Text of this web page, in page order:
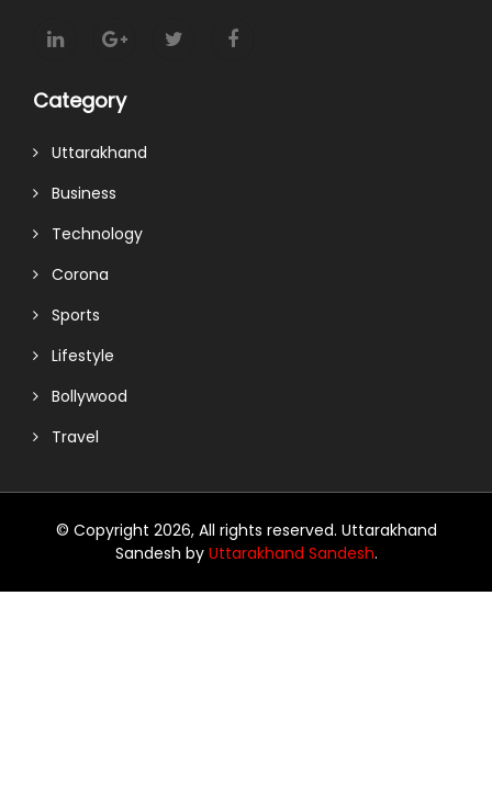
Category
Uttarakhand
Business
Technology
Corona
Sports
Lifestyle
Bollywood
Travel
© Copyright 2026, All rights reserved. Uttarakhand
Sandesh by Uttarakhand Sandesh.